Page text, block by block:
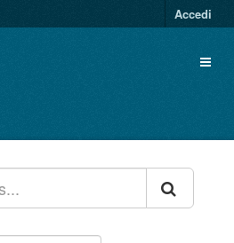
Accedi